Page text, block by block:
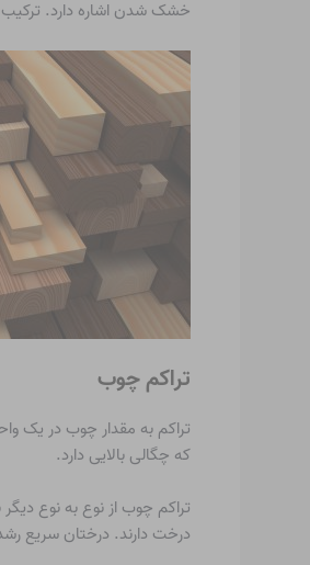
خشک شدن اشاره دارد. ترکیب
تراکم چوب
تراکم به مقدار چوب در
که چگالی بالایی دارد.
تراکم چوب از نوع به نوع
درخت دارند. درختان سریع